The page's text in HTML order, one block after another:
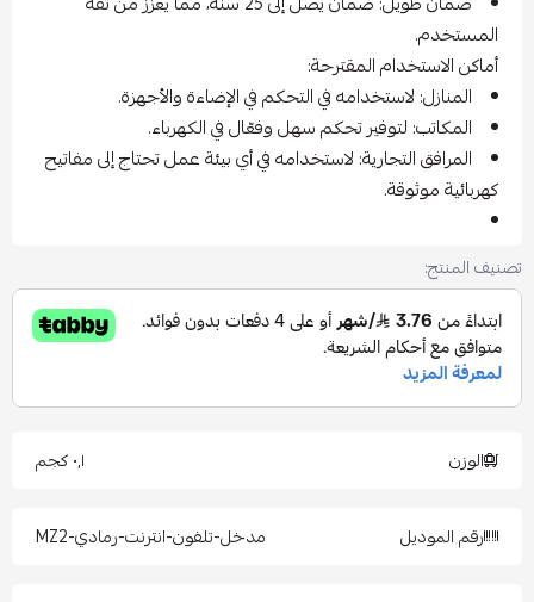
المستخدم.
أماكن الاستخدام المقترحة:
المنازل: لاستخدامه في التحكم في الإضاءة والأجهزة.
المكاتب: لتوفير تحكم سهل وفعّال في الكهرباء.
المرافق التجارية: لاستخدامه في أي بيئة عمل تحتاج إلى مفاتيح
كهربائية موثوقة.
تصنيف المنتج:
الوزن ٠٫١ كجم
رقم الموديل مدخل-تلفون-انترنت-رمادي-MZ2